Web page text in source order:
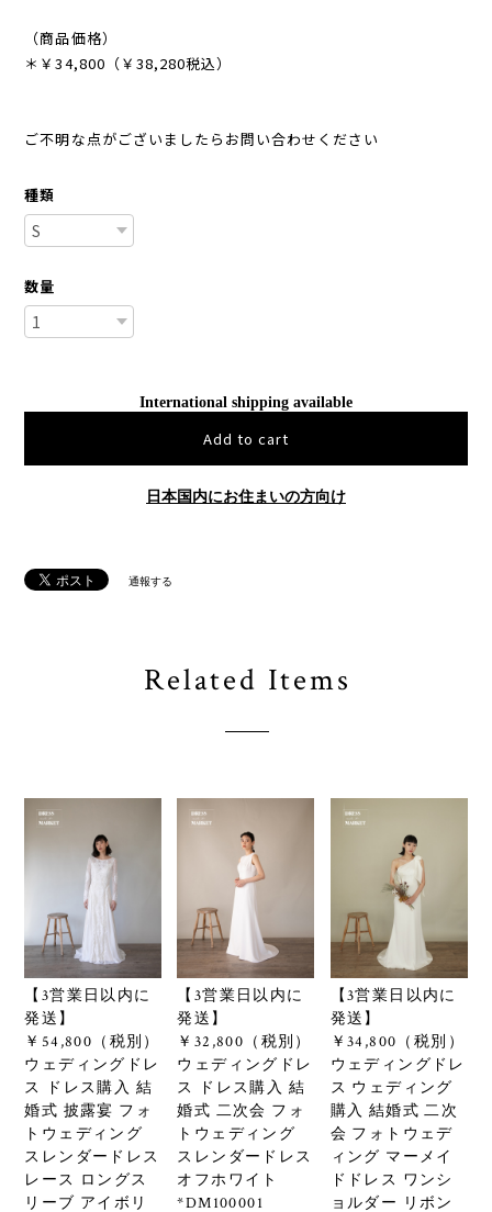
（商品価格）
＊￥34,800（￥38,280税込）
ご不明な点がございましたらお問い合わせください
種類
数量
International shipping available
Add to cart
日本国内にお住まいの方向け
通報する
Related Items
【3営業日以内に
発送】
￥54,800（税別）
ウェディングドレ
ス ドレス購入 結
婚式 披露宴 フォ
トウェディング
スレンダードレス
レース ロングス
リーブ アイボリ
【3営業日以内に
発送】
￥32,800（税別）
ウェディングドレ
ス ドレス購入 結
婚式 二次会 フォ
トウェディング
スレンダードレス
オフホワイト
*DM100001
【3営業日以内に
発送】
￥34,800（税別）
ウェディングドレ
ス ウェディング
購入 結婚式 二次
会 フォトウェデ
ィング マーメイ
ドドレス ワンシ
ョルダー リボン